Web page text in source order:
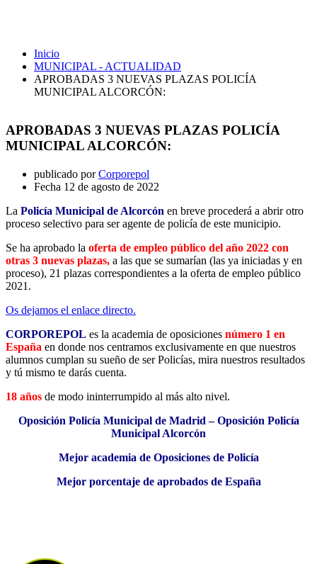
Inicio
MUNICIPAL - ACTUALIDAD
APROBADAS 3 NUEVAS PLAZAS POLICÍA
MUNICIPAL ALCORCÓN:
APROBADAS 3 NUEVAS PLAZAS POLICÍA
MUNICIPAL ALCORCÓN:
publicado por Corporepol
Fecha 12 de agosto de 2022
La Policía Municipal de Alcorcón en breve procederá a abrir otro
proceso selectivo para ser agente de policía de este municipio.
Se ha aprobado la oferta de empleo público del año 2022 con
otras 3 nuevas plazas, a las que se sumarían (las ya iniciadas y en
proceso), 21 plazas correspondientes a la oferta de empleo público
2021.
Os dejamos el enlace directo.
CORPOREPOL es la academia de oposiciones número 1 en
España en donde nos centramos exclusivamente en que nuestros
alumnos cumplan su sueño de ser Policías, mira nuestros resultados
y tú mismo te darás cuenta.
18 años de modo ininterrumpido al más alto nivel.
Oposición Policía Municipal de Madrid – Oposición Policía
Municipal Alcorcón
Mejor academia de Oposiciones de Policía
Mejor porcentaje de aprobados de España